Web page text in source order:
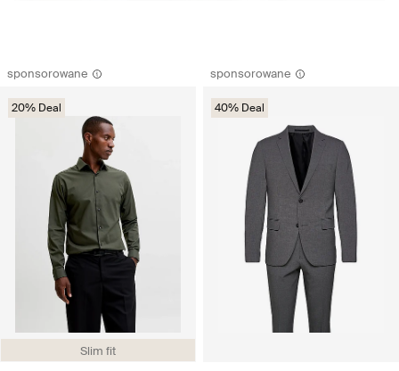
sponsorowane
Slim fit
20% Deal
sponsorowane
40% Deal